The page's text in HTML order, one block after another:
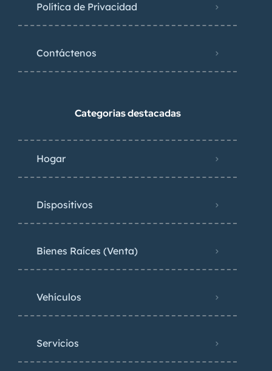
Política de Privacidad
Contáctenos
Categorias destacadas
Hogar
Dispositivos
Bienes Raíces (Venta)
Vehículos
Servicios